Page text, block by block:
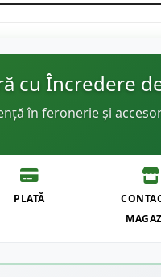
cu Încredere
în feronerie și
PLATĂ